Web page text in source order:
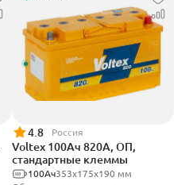
4.8 Россия
Voltex 100Ач 820А, ОП,
стандартные клеммы
353х175х190 мм
100Ач